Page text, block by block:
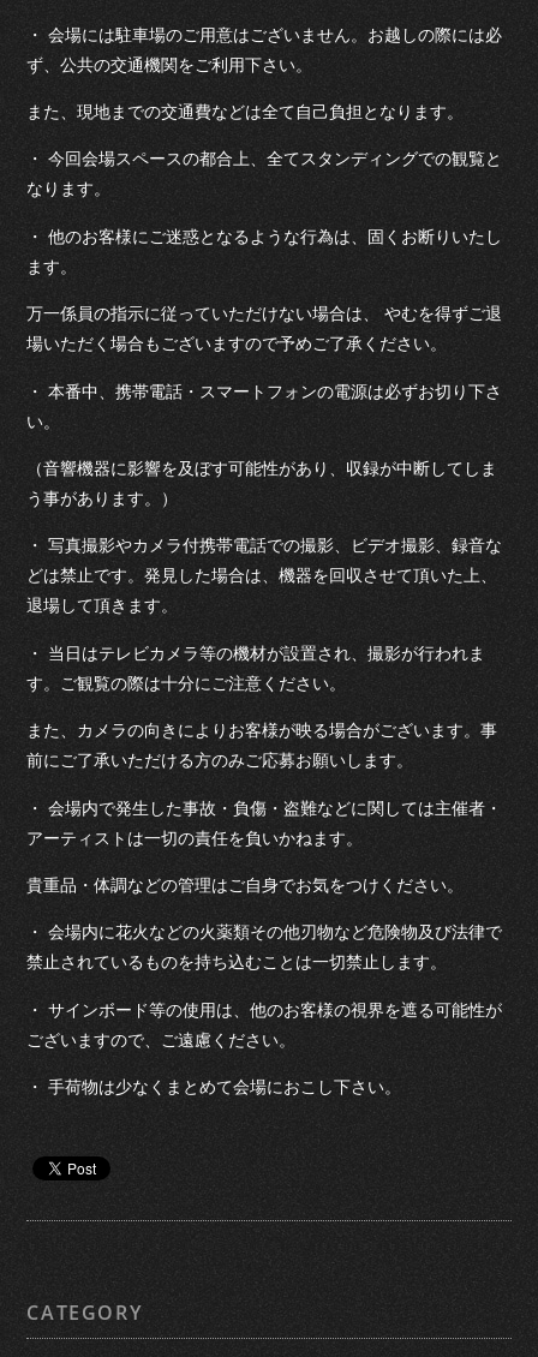
・ 会場には駐車場のご用意はございません。お越しの際には必
ず、公共の交通機関をご利用下さい。
また、現地までの交通費などは全て自己負担となります。
・ 今回会場スペースの都合上、全てスタンディングでの観覧と
なります。
・ 他のお客様にご迷惑となるような行為は、固くお断りいたし
ます。
万一係員の指示に従っていただけない場合は、 やむを得ずご退
場いただく場合もございますので予めご了承ください。
・ 本番中、携帯電話・スマートフォンの電源は必ずお切り下さ
い。
（音響機器に影響を及ぼす可能性があり、収録が中断してしま
う事があります。）
・ 写真撮影やカメラ付携帯電話での撮影、ビデオ撮影、録音な
どは禁止です。発見した場合は、機器を回収させて頂いた上、
退場して頂きます。
・ 当日はテレビカメラ等の機材が設置され、撮影が行われま
す。ご観覧の際は十分にご注意ください。
また、カメラの向きによりお客様が映る場合がございます。事
前にご了承いただける方のみご応募お願いします。
・ 会場内で発生した事故・負傷・盗難などに関しては主催者・
アーティストは一切の責任を負いかねます。
貴重品・体調などの管理はご自身でお気をつけください。
・ 会場内に花火などの火薬類その他刃物など危険物及び法律で
禁止されているものを持ち込むことは一切禁止します。
・ サインボード等の使用は、他のお客様の視界を遮る可能性が
ございますので、ご遠慮ください。
・ 手荷物は少なくまとめて会場におこし下さい。
CATEGORY